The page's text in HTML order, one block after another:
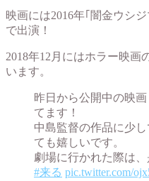
映画には2016年｢闇金ウシ
で出演！
2018年12月にはホラー映画
います。
昨日から公開中の映
てます！
中島監督の作品に少
ても嬉しいです。
劇場に行かれた際は
#来る pic.twitter.com/